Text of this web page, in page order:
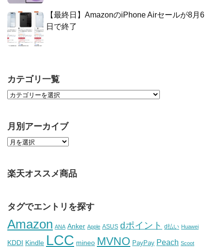
【最終日】AmazonのiPhone Airセールが8月6
日で終了
カテゴリ一覧
月別アーカイブ
楽天オススメ商品
タグでエントリを探す
Amazon ANA Anker Apple ASUS dポイント d払い Huawei
KDDI Kindle LCC mineo MVNO PayPay Peach Scoot